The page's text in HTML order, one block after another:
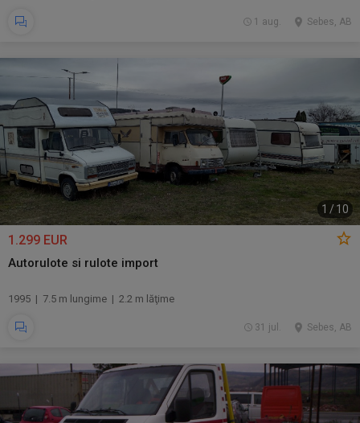
Sebes, AB
1 aug.
1 /10
1.299 EUR
Autorulote si rulote import
1995 | 7.5 m lungime | 2.2 m lăţime
Sebes, AB
31 jul.